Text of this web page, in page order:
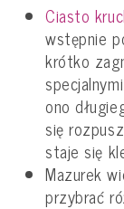
Ciasto
wstępnie
krótko
ono
się
staje się
Mazurek
przybrać